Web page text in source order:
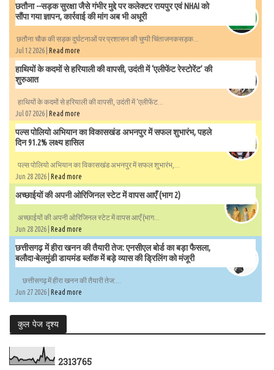
छतौना --सड़क सुरक्षा जैसे गंभीर मुद्दे पर कलेक्टर रायपुर एवं NHAI को
सौंपा गया ज्ञापन, कार्रवाई की मांग अब भी अधूरी
छतौना चौक की सड़क दुर्घटनाओं पर प्रशासन की चुप्पी चिंताजनकसड़क...
Jul 12 2026 | Read more
हाथियों के कदमों से हरियाली की वापसी, उदंती में ‘एलीफेंट रेस्टोरेंट’ की
शुरुआत
हाथियों के कदमों से हरियाली की वापसी, उदंती में ‘एलीफेंट...
Jul 07 2026 | Read more
पल्स पोलियो अभियान का विकासखंड अभनपुर में सफल शुभारंभ, पहले
दिन 91.2% लक्ष्य हासिल
पल्स पोलियो अभियान का विकासखंड अभनपुर में सफल शुभारंभ,...
Jun 28 2026 | Read more
अच्छाईयों की अपनी ओरिजिनल स्टेट में वापस आएँ (भाग 2)
अच्छाईयों की अपनी ओरिजिनल स्टेट में वापस आएँ (भाग...
Jun 28 2026 | Read more
छत्तीसगढ़ में हीरा खनन की तैयारी तेज: एनसीएल बोर्ड का बड़ा फैसला,
बलौदा-बेलमुंडी डायमंड ब्लॉक में बड़े व्यास की ड्रिलिंग को मंजूरी
छत्तीसगढ़ में हीरा खनन की तैयारी तेज:...
Jun 27 2026 | Read more
कुल पेज दृश्य
2313765